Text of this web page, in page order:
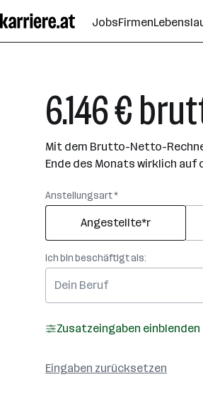
Seiteninhalt
springen
JobsFirmen
6.146 €
Mit dem Brutto-Netto-
Ende des Monats wirklich auf
Anstellungsart *
Angestellte*r
Ich bin beschäftigt als:
Zusatzeingaben einblenden
Eingaben zurücksetzen